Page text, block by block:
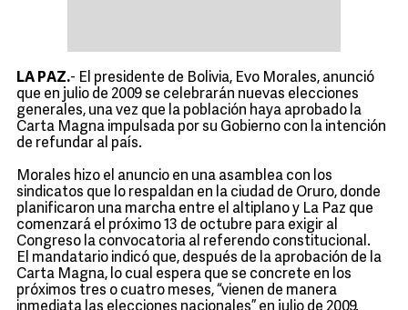
LA PAZ.- El presidente de Bolivia, Evo Morales, anunció
que en julio de 2009 se celebrarán nuevas elecciones
generales, una vez que la población haya aprobado la
Carta Magna impulsada por su Gobierno con la intención
de refundar al país.
Morales hizo el anuncio en una asamblea con los
sindicatos que lo respaldan en la ciudad de Oruro, donde
planificaron una marcha entre el altiplano y La Paz que
comenzará el próximo 13 de octubre para exigir al
Congreso la convocatoria al referendo constitucional.
El mandatario indicó que, después de la aprobación de la
Carta Magna, lo cual espera que se concrete en los
próximos tres o cuatro meses, “vienen de manera